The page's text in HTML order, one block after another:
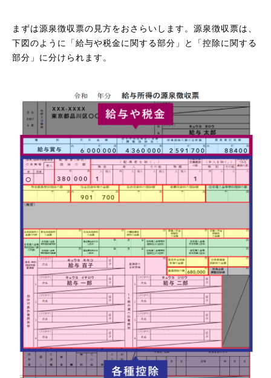
まずは源泉徴収票の見方をおさらいします。源泉徴収票は、
下図のように「給与や税金に関する部分」と「控除に関する
部分」に分けられます。